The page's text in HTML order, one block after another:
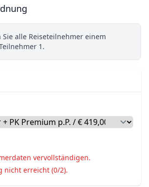
alle Reiseteilnehmer einem
1.
vervollständigen.
nicht erreicht (0/2).